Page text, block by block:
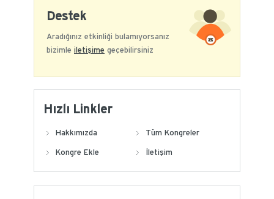
Destek
Aradığınız etkinliği bulamıyorsanız
bizimle iletişime geçebilirsiniz
Hızlı Linkler
Hakkımızda Tüm Kongreler
Kongre Ekle İletişim